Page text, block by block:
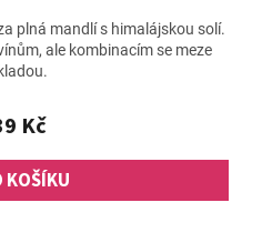
Kč
KOŠÍKU
plná mandlí s himalájskou solí.
ale kombinacím se meze